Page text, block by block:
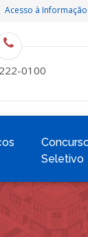
Acesso à Informação
0100
Seletivo